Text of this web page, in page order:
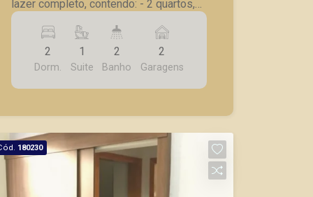
lazer completo, contendo: - 2 quartos,
sendo 1 suíte; - Sala; - Varanda
Gourmet; - Laje técnica para ar split; -
Cozinha; - Lavanderia; - Opção de
quintal; - Opção de lavabo; - 1 vaga de
garagem.
2
Dorm.
1
Suite
2
Banho
2
Garagens
180230